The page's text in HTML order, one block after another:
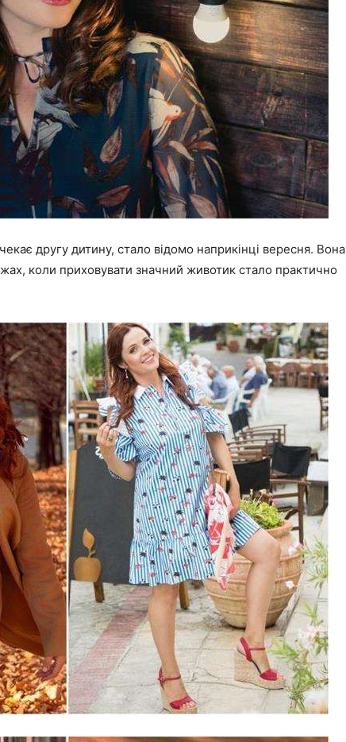
чекає другу дитину, стало відомо наприкінці вересня. Вона
коли приховувати значний животик стало практично